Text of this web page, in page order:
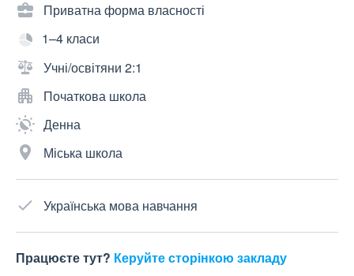
Приватна форма власності
1–4 класи
Учні/освітяни 2:1
Початкова школа
Денна
Міська школа
Українська мова навчання
Працюєте тут? Керуйте сторінкою закладу